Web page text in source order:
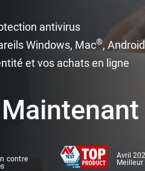
antivirus
Windows, Mac®,
et vos achats en ligne
Maintenant
contre
Avril